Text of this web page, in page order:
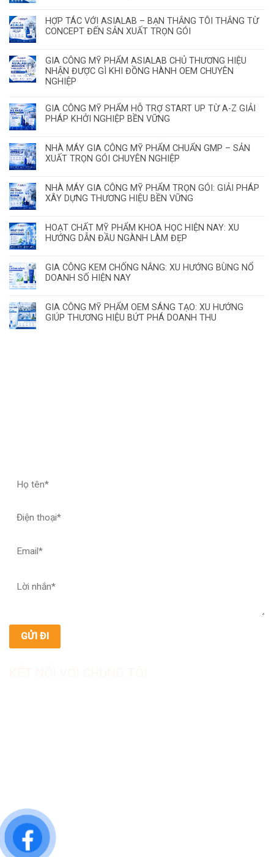
HỢP TÁC VỚI ASIALAB – BẠN THẮNG TÔI THẮNG TỪ
CONCEPT ĐẾN SẢN XUẤT TRỌN GÓI
GIA CÔNG MỸ PHẨM ASIALAB CHỦ THƯƠNG HIỆU
NHẬN ĐƯỢC GÌ KHI ĐỒNG HÀNH OEM CHUYÊN
NGHIỆP
GIA CÔNG MỸ PHẨM HỖ TRỢ START UP TỪ A-Z GIẢI
PHÁP KHỞI NGHIỆP BỀN VỮNG
NHÀ MÁY GIA CÔNG MỸ PHẨM CHUẨN GMP – SẢN
XUẤT TRỌN GÓI CHUYÊN NGHIỆP
NHÀ MÁY GIA CÔNG MỸ PHẨM TRỌN GÓI: GIẢI PHÁP
XÂY DỰNG THƯƠNG HIỆU BỀN VỮNG
HOẠT CHẤT MỸ PHẨM KHOA HỌC HIỆN NAY: XU
HƯỚNG DẪN ĐẦU NGÀNH LÀM ĐẸP
GIA CÔNG KEM CHỐNG NẮNG: XU HƯỚNG BÙNG NỔ
DOANH SỐ HIỆN NAY
GIA CÔNG MỸ PHẨM OEM SÁNG TẠO: XU HƯỚNG
GIÚP THƯƠNG HIỆU BỨT PHÁ DOANH THU
Quận Bình Thạnh, TP.HCM
Website: https://asialab.com.vn/
Email: giacongasialab@gmail.com